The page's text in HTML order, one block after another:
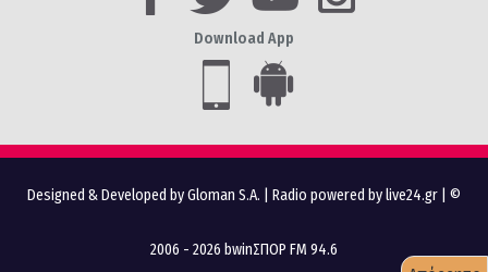
Download App
Designed & Developed by Gloman S.A. Radio powered by live24.gr | ©
2006 - 2026 bwinΣΠΟΡ FM 94.6